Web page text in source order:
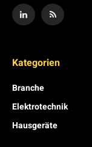
Kategorien
Branche
Elektrotechnik
Hausgeräte